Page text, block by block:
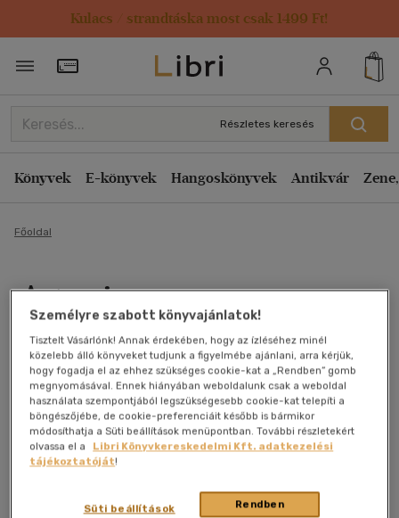
Kulacs / strandtáska most csak 1499 Ft!
Törzsvásárlói Kártya adatai
Részletes keresés
Könyvek E-könyvek Hangoskönyvek Antikvár
Főoldal
Artemis
Antikvár könyv (3db)
Személyre szabott könyvajánlatok!
Tisztelt Vásárlónk! Annak érdekében, hogy az ízléséhez minél
közelebb álló könyveket tudjunk a figyelmébe ajánlani, arra kérjük,
hogy fogadja el az ehhez szükséges cookie-kat a „Rendben” gomb
megnyomásával. Ennek hiányában weboldalunk csak a weboldal
használata szempontjából legszükségesebb cookie-kat telepíti a
böngészőjébe, de cookie-preferenciáit később is bármikor
módosíthatja a Süti beállítások menüpontban. További részletekért
olvassa el a
Libri Könyvkereskedelmi Kft. adatkezelési
tájékoztatóját!
Rendben
Süti beállítások